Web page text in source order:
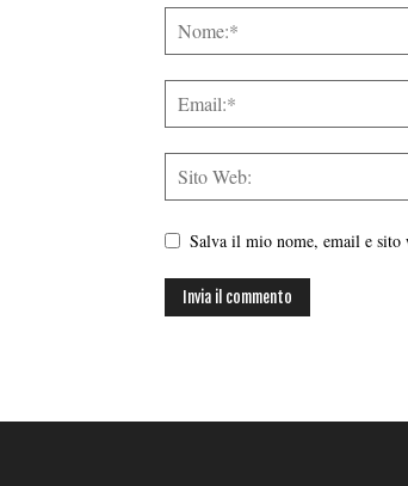
Salva il mio nome, email e sito